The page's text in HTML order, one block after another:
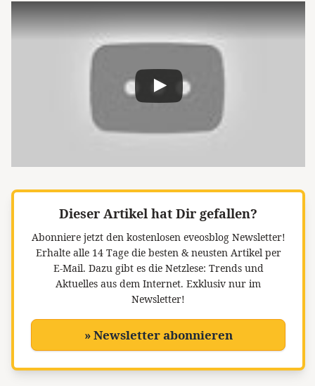
Dieser Artikel hat Dir gefallen?
Abonniere jetzt den kostenlosen eveosblog Newsletter!
Erhalte alle 14 Tage die besten & neusten Artikel per
E-Mail. Dazu gibt es die Netzlese: Trends und
Aktuelles aus dem Internet. Exklusiv nur im
Newsletter!
» Newsletter abonnieren